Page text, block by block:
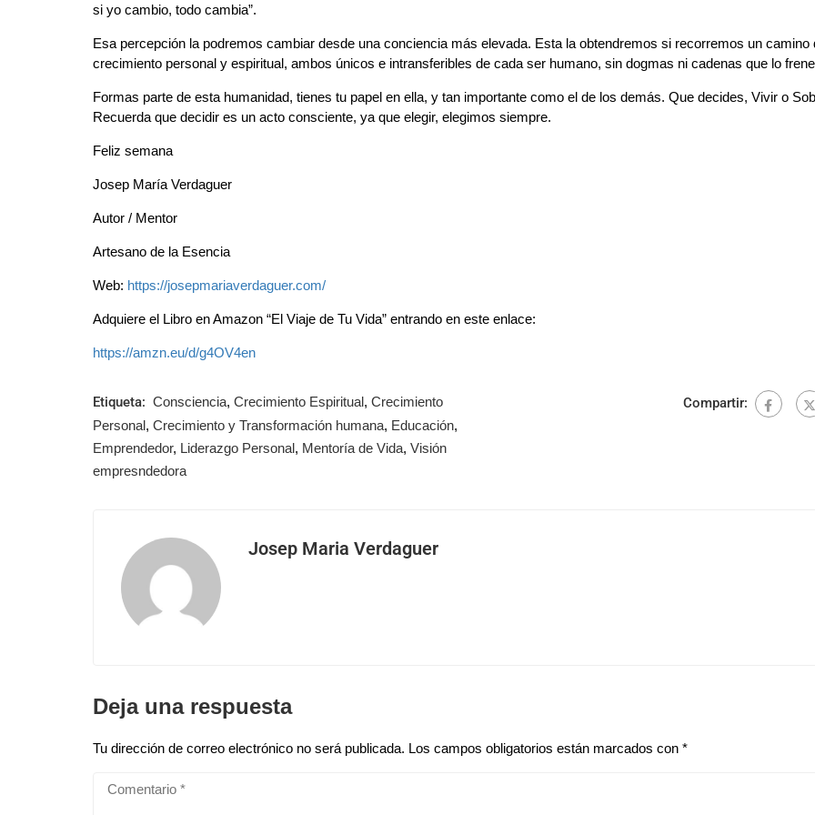
si yo cambio, todo cambia”.
Esa percepción la podremos cambiar desde una conciencia más elevada. Esta la obtendremos si recorremos un camino
crecimiento personal y espiritual, ambos únicos e intransferibles de cada ser humano, sin dogmas ni cadenas que lo
Formas parte de esta humanidad, tienes tu papel en ella, y tan importante como el de los demás. Que decides, Vivir o
Recuerda que decidir es un acto consciente, ya que elegir, elegimos siempre.
Feliz semana
Josep María Verdaguer
Autor / Mentor
Artesano de la Esencia
Web: https://josepmariaverdaguer.com/
Adquiere el Libro en Amazon “El Viaje de Tu Vida” entrando en este enlace:
https://amzn.eu/d/g4OV4en
Etiqueta: Consciencia, Crecimiento Espiritual, Crecimiento
Personal, Crecimiento y Transformación humana, Educación,
Emprendedor, Liderazgo Personal, Mentoría de Vida, Visión
empresndedora
Compartir:
Josep Maria Verdaguer
Deja una respuesta
Tu dirección de correo electrónico no será publicada. Los campos obligatorios están marcados con *